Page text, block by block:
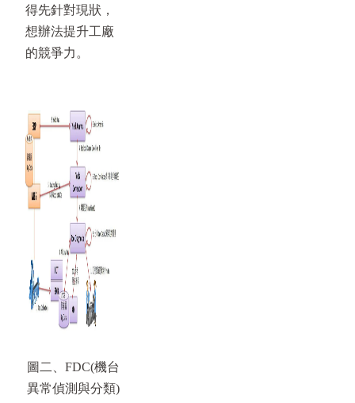
得先針對現狀，
想辦法提升工廠
的競爭力。
圖二、FDC(機台
異常偵測與分類)